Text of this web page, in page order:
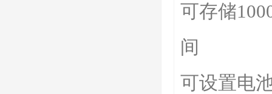
可存储
间
可设置电